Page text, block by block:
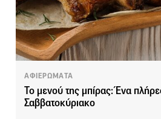
ΑΦΙΕΡΩΜΑΤΑ
Το μενού της μπίρας: Ένα
Σαββατοκύριακο